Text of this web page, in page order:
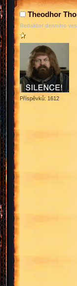
Theodhor
Redaktor denniho
Příspěvků: 1612